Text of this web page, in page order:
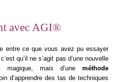
avec AGI®
entre ce que vous avez pu essayer
qu’il ne s’agit pas d’une nouvelle
magique, mais d’une méthode
d’apprendre des tas de techniques